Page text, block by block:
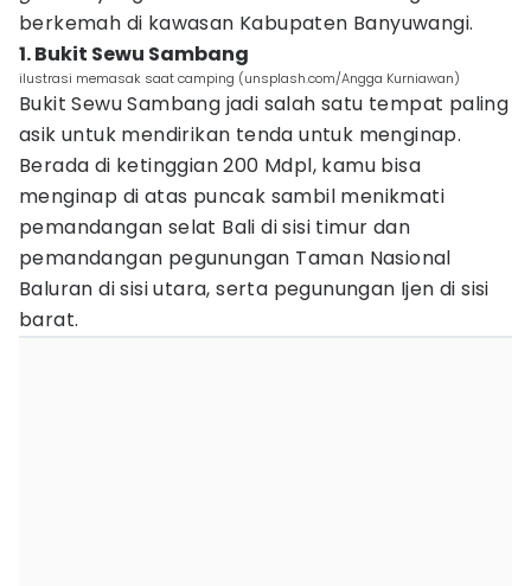
berkemah di kawasan Kabupaten Banyuwangi.
1. Bukit Sewu Sambang
ilustrasi memasak saat camping (unsplash.com/Angga Kurniawan)
Bukit Sewu Sambang jadi salah satu tempat paling
asik untuk mendirikan tenda untuk menginap.
Berada di ketinggian 200 Mdpl, kamu bisa
menginap di atas puncak sambil menikmati
pemandangan selat Bali di sisi timur dan
pemandangan pegunungan Taman Nasional
Baluran di sisi utara, serta pegunungan Ijen di sisi
barat.